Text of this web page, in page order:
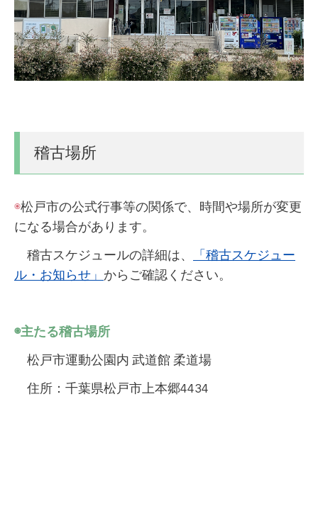
稽古場所
◉松戸市の公式行事等の関係で、時間や場所が変更
になる場合があります。
稽古スケジュールの詳細は、
「稽古スケジュー
ル・お知らせ」 からご確認ください。
◉主たる稽古場所
松戸市運動公園内 武道館 柔道場
住所：千葉県松戸市上本郷4434